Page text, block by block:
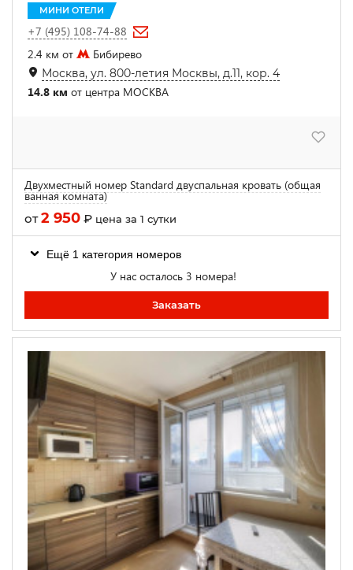
МИНИ ОТЕЛИ
+7 (495) 108-74-88
2.4 км от
Бибирево
Москва, ул. 800-летия Москвы, д.11, кор. 4
14.8 км от центра МОСКВА
Двухместный номер Standard двуспальная кровать (общая
ванная комната)
от2 950 ₽ цена за 1 сутки
Ещё 1 категория номеров
У нас осталось 3 номера!
Заказать